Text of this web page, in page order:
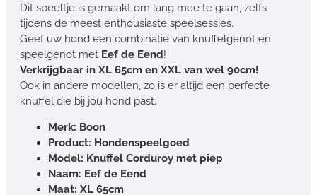
Dit speeltje is gemaakt om lang mee te gaan, zelfs
tijdens de meest enthousiaste speelsessies.
Geef uw hond een combinatie van knuffelgenot en
speelgenot met Eef de Eend!
Verkrijgbaar in XL 65cm en XXL van wel 90cm!
Ook in andere modellen, zo is er altijd een perfecte
knuffel die bij jou hond past.
Merk: Boon
Product: Hondenspeelgoed
Model: Knuffel Corduroy met piep
Naam: Eef de Eend
Maat: XL 65cm